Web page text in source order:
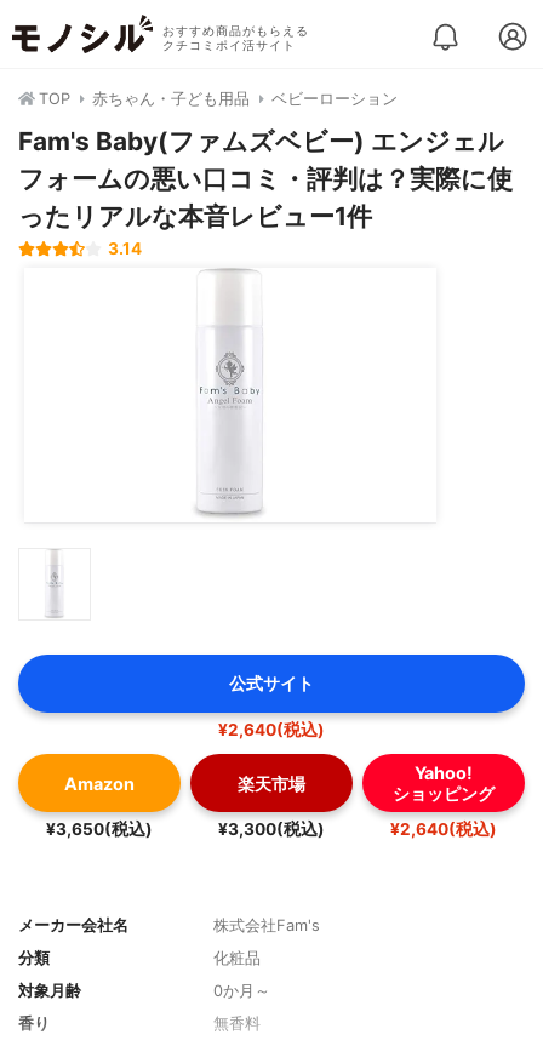
おすすめ商品がもらえる
クチコミポイ活サイト
TOP 赤ちゃん・子ども用品 ベビーローション
Fam's Baby(ファムズベビー) エンジェル
フォームの悪い口コミ・評判は？実際に使
ったリアルな本音レビュー1件
3.14
公式サイト
¥2,640(税込)
Amazon
¥3,650(税込)
楽天市場
¥3,300(税込)
Yahoo!
ショッピング
¥2,640(税込)
メーカー会社名
株式会社Fam's
分類
化粧品
対象月齢
0か月～
香り
無香料